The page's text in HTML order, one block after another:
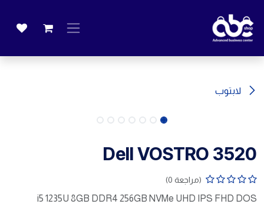
لابتوب
Dell VOSTRO 3520
(مراجعة 0)
i5 1235U 8GB DDR4 256GB NVMe UHD IPS FHD DOS